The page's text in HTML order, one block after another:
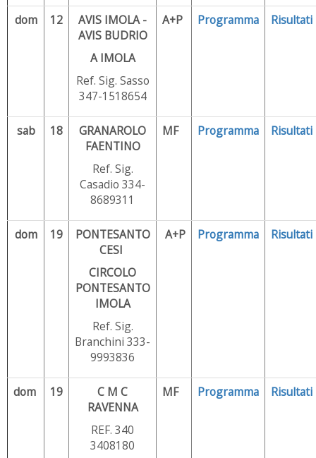
dom 12
AVIS IMOLA -
AVIS BUDRIO
A IMOLA
Ref. Sig. Sasso
347-1518654
A+P Programma Risultati
sab 18
GRANAROLO
FAENTINO
Ref. Sig.
Casadio 334-
8689311
MF Programma Risultati
dom 19
PONTESANTO
CESI
CIRCOLO
PONTESANTO
IMOLA
Ref. Sig.
Branchini 333-
9993836
A+P Programma Risultati
dom 19
C M C
RAVENNA
REF. 340
3408180
MF Programma Risultati